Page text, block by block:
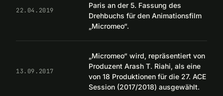
22.04.2019
Paris an der 5. Fassung des
Drehbuchs für den Animationsfilm
„Micromeo“.
13.09.2017
„Micromeo“ wird, repräsentiert von
Produzent Arash T. Riahi, als eine
von 18 Produktionen für die 27. ACE
Session (2017/2018) ausgewählt.